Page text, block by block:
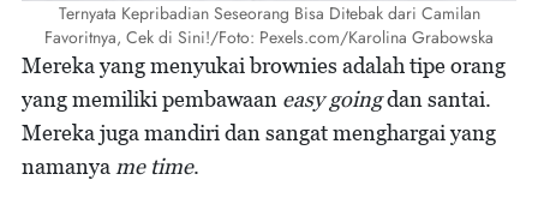
Ternyata Kepribadian Seseorang Bisa Ditebak dari Camilan
Favoritnya, Cek di Sini!/Foto: Pexels.com/Karolina Grabowska
Mereka yang menyukai brownies adalah tipe orang
yang memiliki pembawaan easy goingdan santai.
Mereka juga mandiri dan sangat menghargai yang
namanya me time.